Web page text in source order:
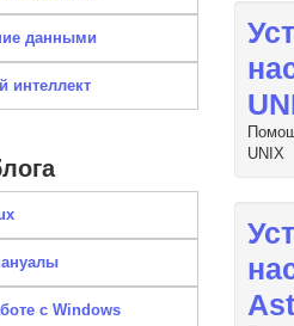
данными
интеллект
с Windows
UNIX